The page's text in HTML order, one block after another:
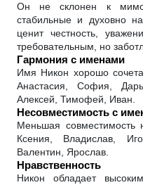
Он не склонен к
стабильные и духовно
ценит честность,
требовательным, но
Гармония с именами
Имя Никон хорошо
Анастасия, София,
Алексей, Тимофей, Иван.
Несовместимость с
Меньшая совместимость
Ксения, Владислав,
Валентин, Ярослав.
Нравственность
Никон обладает